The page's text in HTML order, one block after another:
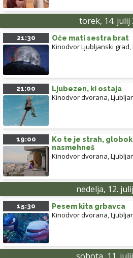
torek, 14. julij
21:30 Oče mati sestra brat
Kinodvor Ljubljanski grad,
21:00 Ljubezen, ki ostaja
Kinodvor dvorana,
19:00
Ko te je strah,
nasmehneš
Kinodvor dvorana,
nedelja, 12.
15:30 Pesem kita grbavca
Kinodvor dvorana,